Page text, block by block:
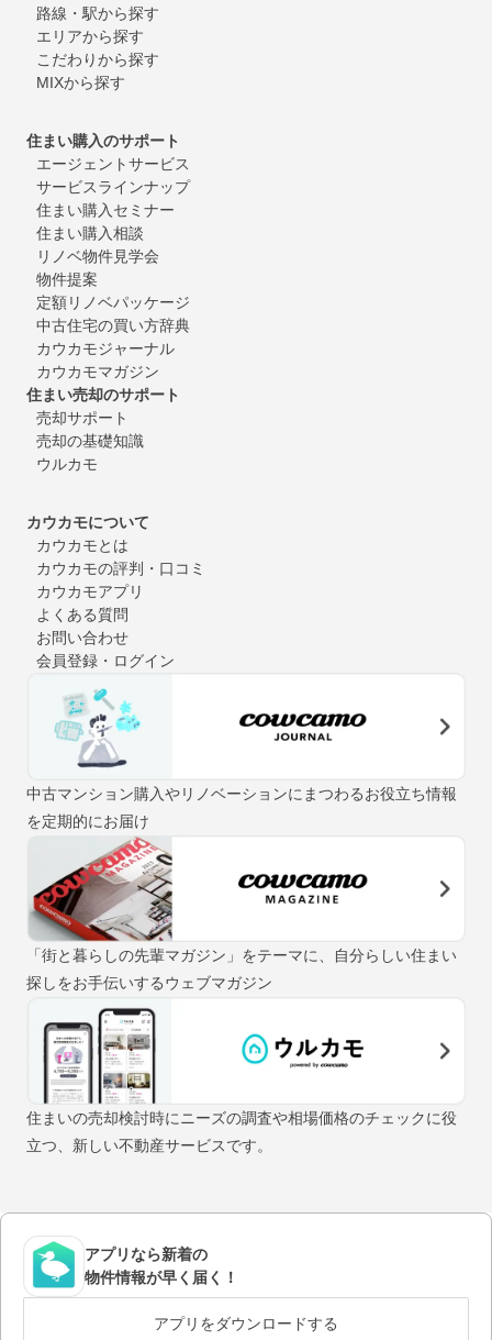
路線・駅から探す
エリアから探す
こだわりから探す
MIXから探す
住まい購入のサポート
エージェントサービス
サービスラインナップ
住まい購入セミナー
住まい購入相談
リノベ物件見学会
物件提案
定額リノベパッケージ
中古住宅の買い方辞典
カウカモジャーナル
カウカモマガジン
住まい売却のサポート
売却サポート
売却の基礎知識
ウルカモ
カウカモについて
カウカモとは
カウカモの評判・口コミ
カウカモアプリ
よくある質問
お問い合わせ
会員登録・ログイン
中古マンション購入やリノベーションにまつわるお役立ち情報
を定期的にお届け
「街と暮らしの先輩マガジン」をテーマに、自分らしい住まい
探しをお手伝いするウェブマガジン
住まいの売却検討時にニーズの調査や相場価格のチェックに役
立つ、新しい不動産サービスです。
アプリなら新着の
物件情報が早く届く！
アプリをダウンロードする